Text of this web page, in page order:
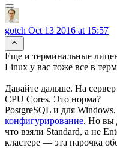
gotch Oct 13 2016 at 15:57
Еще и терминальные
Linux у вас тоже все в
Давайте дальше. На
CPU Cores. Это норма?
PostgreSQL и для
конфигурирование. Но вы
что взяли Standard, а не
кластере — эта парочка